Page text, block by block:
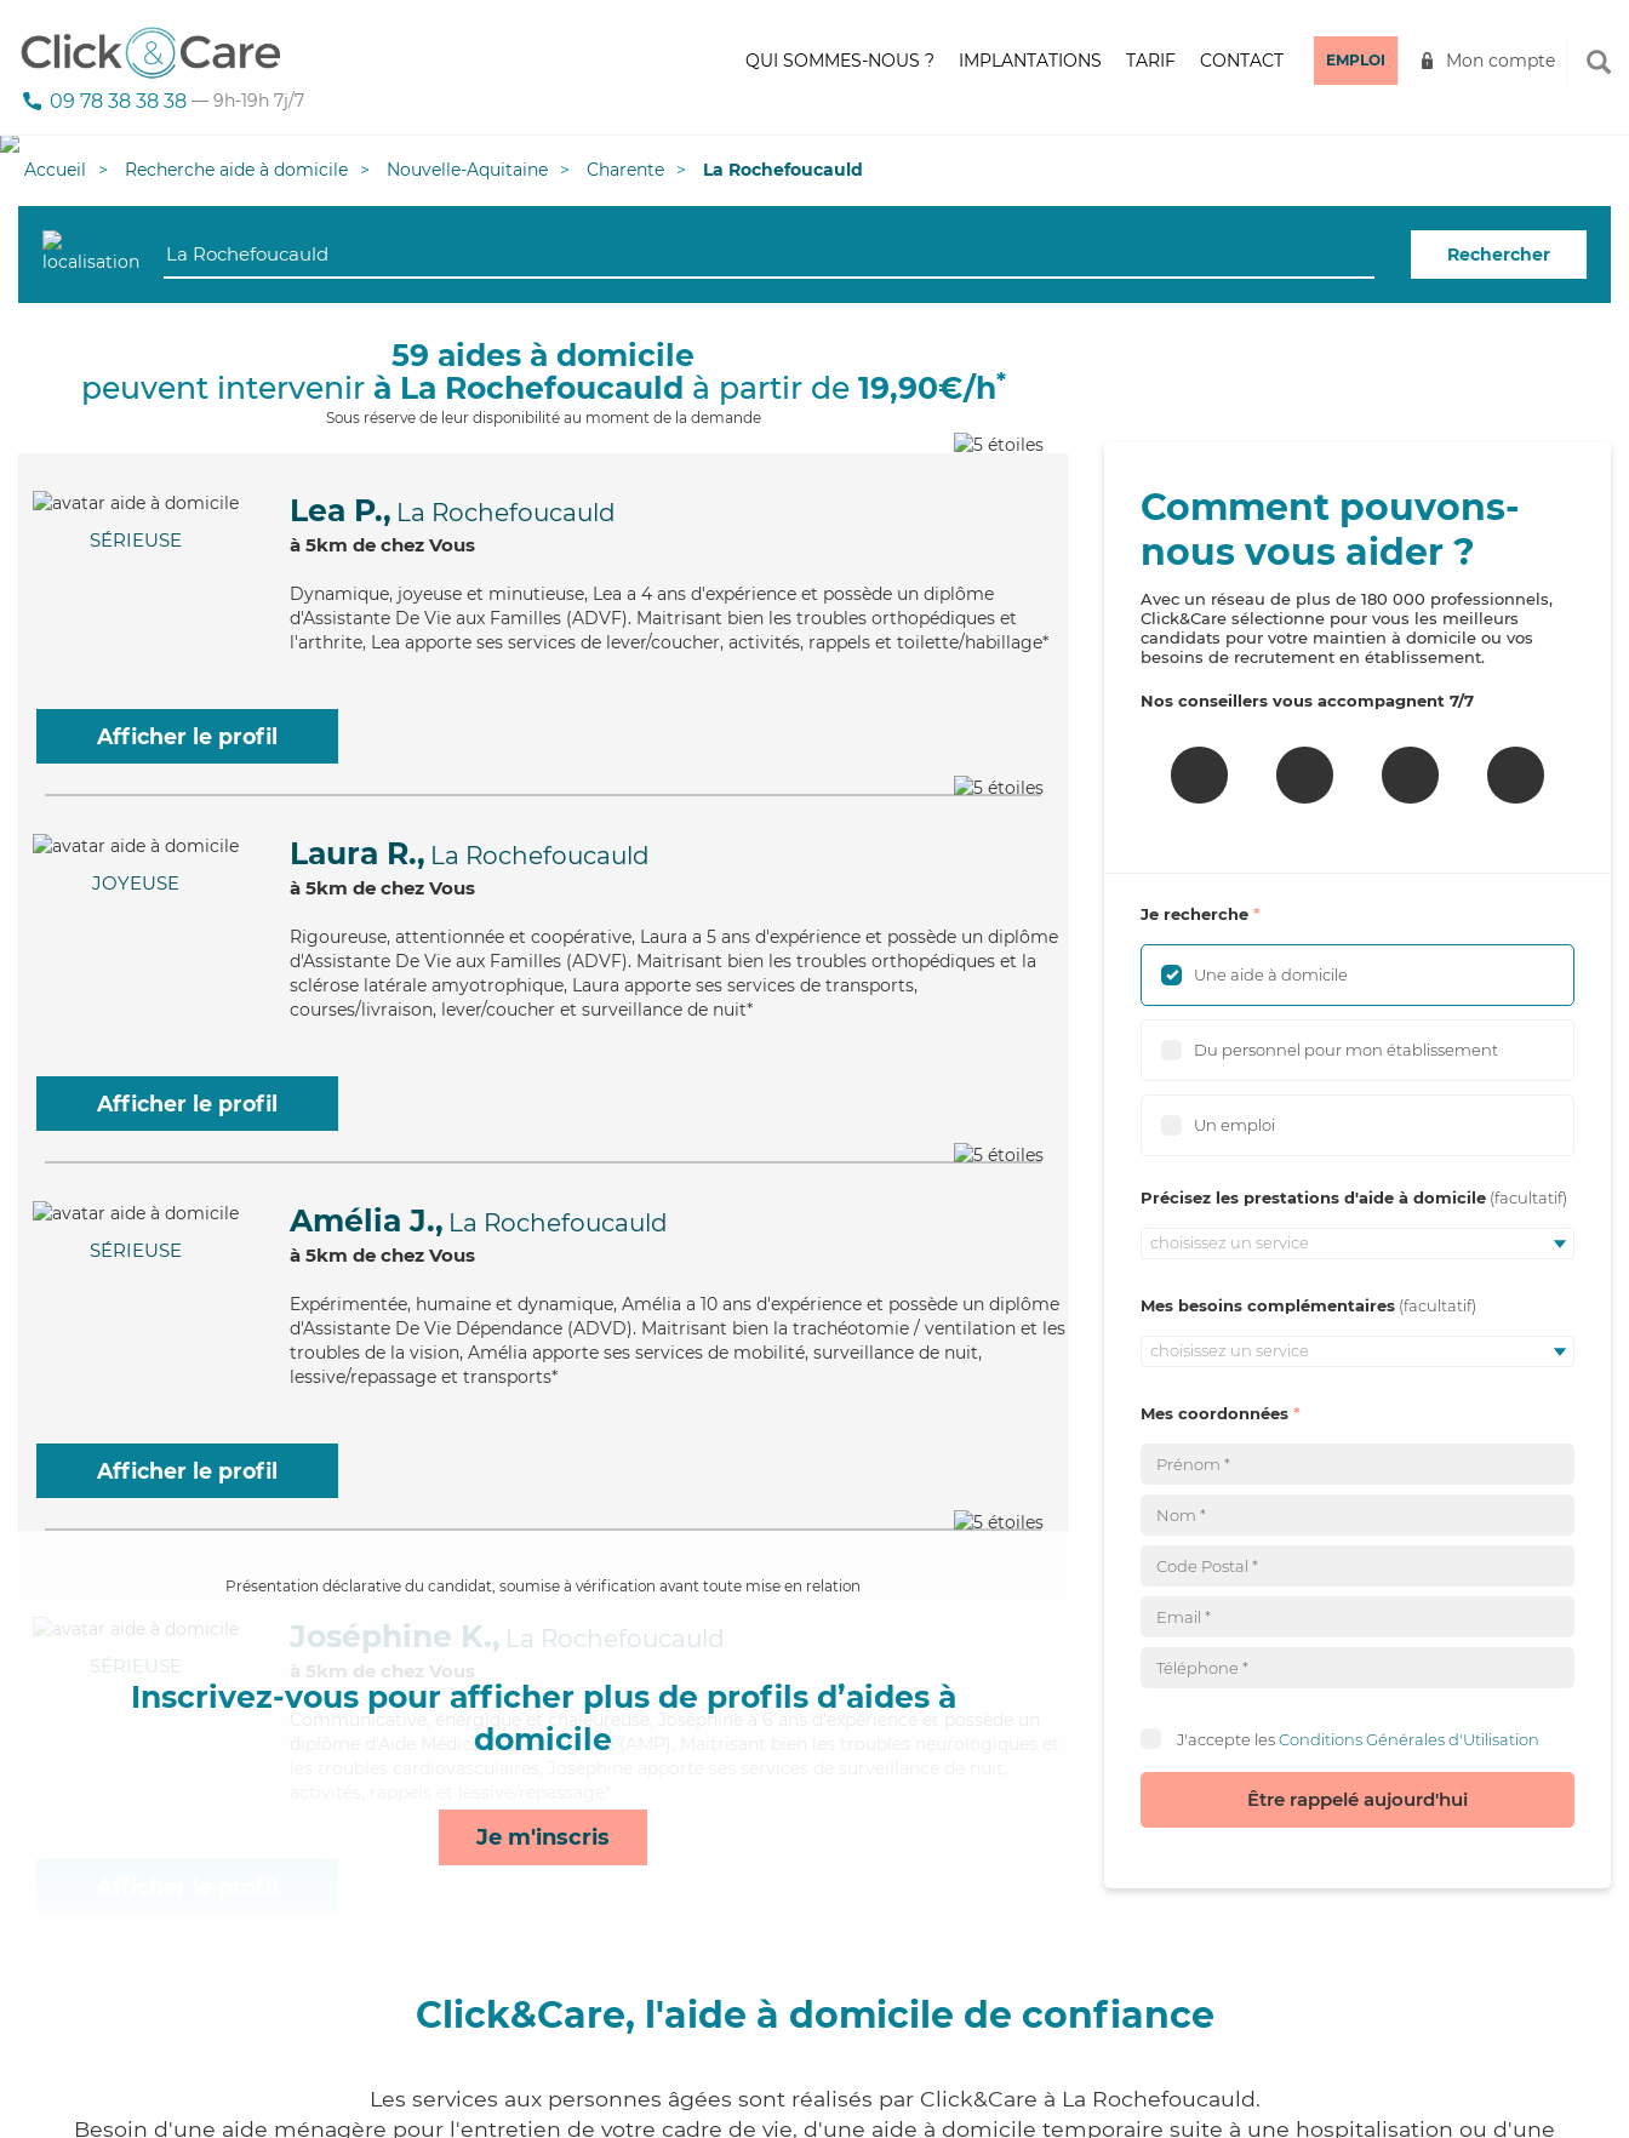
09 78 38 38 38 — 9h-19h 7j/7
QUI SOMMES-NOUS ? IMPLANTATIONS TARIF CONTACT EMPLOI Mon compte
Accueil Recherche aide à domicile Nouvelle-Aquitaine Charente La Rochefoucauld
Rechercher
59 aides à domicile
peuvent intervenir à La Rochefoucauld à partir de 19,90€/h*
Sous réserve de leur disponibilité au moment de la demande
SÉRIEUSE
Lea P., La Rochefoucauld
à 5km de chez Vous
Dynamique, joyeuse et minutieuse, Lea a 4 ans d'expérience et possède un diplôme
d'Assistante De Vie aux Familles (ADVF). Maitrisant bien les troubles orthopédiques et
l'arthrite, Lea apporte ses services de lever/coucher, activités, rappels et toilette/habillage*
Afficher le profil
JOYEUSE
Laura R., La Rochefoucauld
à 5km de chez Vous
Rigoureuse, attentionnée et coopérative, Laura a 5 ans d'expérience et possède un diplôme
d'Assistante De Vie aux Familles (ADVF). Maitrisant bien les troubles orthopédiques et la
sclérose latérale amyotrophique, Laura apporte ses services de transports,
courses/livraison, lever/coucher et surveillance de nuit*
Afficher le profil
SÉRIEUSE
Amélia J., La Rochefoucauld
à 5km de chez Vous
Expérimentée, humaine et dynamique, Amélia a 10 ans d'expérience et possède un diplôme
d'Assistante De Vie Dépendance (ADVD). Maitrisant bien la trachéotomie / ventilation et les
troubles de la vision, Amélia apporte ses services de mobilité, surveillance de nuit,
lessive/repassage et transports*
Afficher le profil
Présentation déclarative du candidat, soumise à vérification avant toute mise en relation
Inscrivez-vous pour afficher plus de profils d’aides à
domicile
Je m'inscris
SÉRIEUSE
Joséphine K., La Rochefoucauld
à 5km de chez Vous
Communicative
, énergique et chaleureuse, Joséphine a 6 ans d'expérience et possède un
diplôme d'Aide Médico-Psychologique (AMP). Maitrisant bien les troubles neurologiques et
Comment pouvons-
nous vous aider ?
Avec un réseau de plus de 180 000 professionnels,
Click&Care sélectionne pour vous les meilleurs
candidats pour votre maintien à domicile ou vos
besoins de recrutement en établissement.
Nos conseillers vous accompagnent 7/7
Je recherche
Une aide à domicile
Du personnel pour mon établissement
Un emploi
Précisez les prestations d'aide à domicile
choisissez un service
Mes besoins complémentaires
choisissez un service
Mes coordonnées
J'accepte lesConditions Générales d'Utilisation
Être rappelé aujourd'hui
Click&Care, l'aide à domicile de confiance
Les services aux personnes âgées sont réalisés par Click&Care à La Rochefoucauld.
Besoin d'une aide ménagère pour l'entretien de votre cadre de vie, d'une aide à domicile temporaire suite à une hospitalisation ou d'une